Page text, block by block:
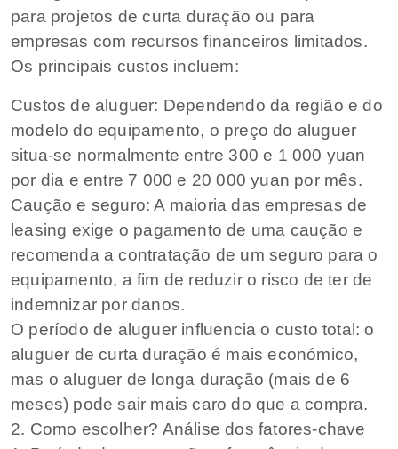
para projetos de curta duração ou para
empresas com recursos financeiros limitados.
Os principais custos incluem:
Custos de aluguer: Dependendo da região e do
modelo do equipamento, o preço do aluguer
situa-se normalmente entre 300 e 1 000 yuan
por dia e entre 7 000 e 20 000 yuan por mês.
Caução e seguro: A maioria das empresas de
leasing exige o pagamento de uma caução e
recomenda a contratação de um seguro para o
equipamento, a fim de reduzir o risco de ter de
indemnizar por danos.
O período de aluguer influencia o custo total: o
aluguer de curta duração é mais económico,
mas o aluguer de longa duração (mais de 6
meses) pode sair mais caro do que a compra.
2. Como escolher? Análise dos fatores-chave